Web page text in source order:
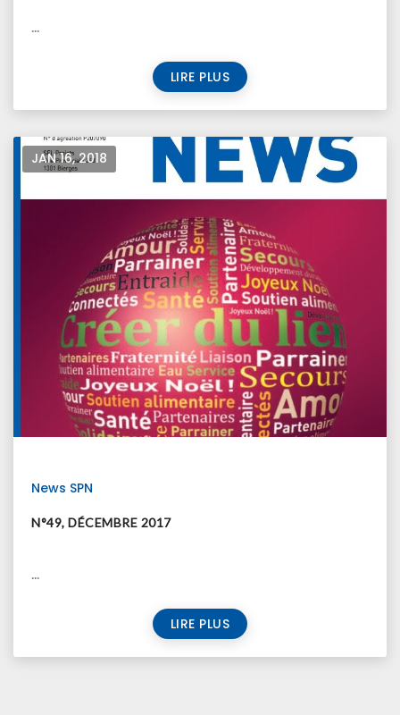
...
LIRE PLUS
JAN 16, 2018
News SPN
N°49, DÉCEMBRE 2017
LIRE PLUS